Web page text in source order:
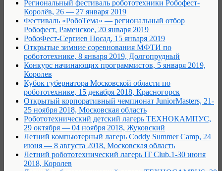
Региональный фестиваль робототехники Робофест-
Королёв, 26 — 27 января 2019
Фестиваль «РобоТема» — региональный отбор
Робофест, Раменское, 20 января 2019
РобоФест-Сергиев Посад, 15 января 2019
Открытые зимние соревнования МФТИ по
робототехнике, 8 января 2019, Долгопрудный
Конкурс начинающих программистов, 5 января 2019,
Королев
Кубок губернатора Московской области по
робототехнике, 15 декабря 2018, Красногорск
Открытый корпоративный чемпионат JuniorMasters, 21-
25 ноября 2018, Московская область
Робототехнический детский лагерь ТЕХНОКАМПУС,
29 октября — 04 ноября 2018, Жуковский
Летний компьютерный лагерь Coddy Summer Сamp, 24
июня — 8 августа 2018, Московская область
Летний робототехнический лагерь IT Club,1-30 июня
2018, Королев